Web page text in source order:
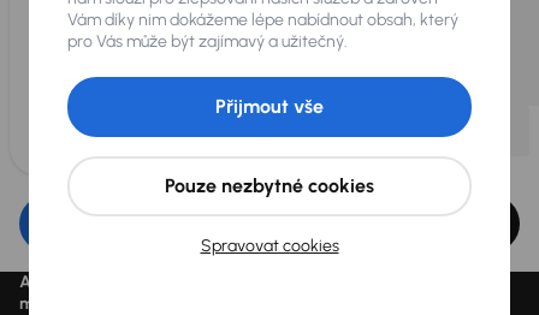
Upravit filtr
Aktuálně platné ceny jsou uvedeny na
možné využít od 14.3.2020 do odvolání.
Vám díky nim dokážeme lépe nabídnout obsah, který
pro Vás může být zajímavý a užitečný.
Spravovat cookies
Pouze nezbytné cookies
Přijmout vše